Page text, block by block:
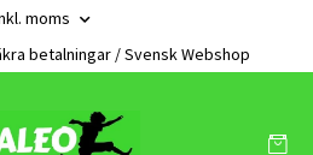
moms
betalningar / Svensk Webshop